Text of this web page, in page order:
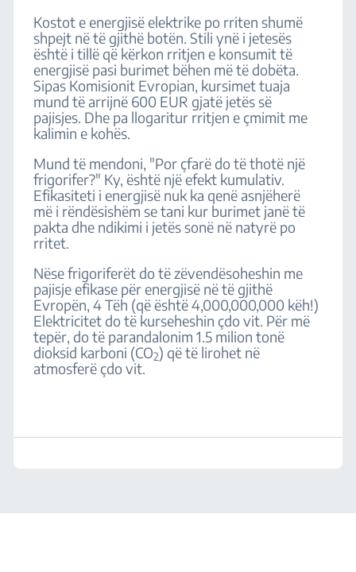
Kostot e energjisë elektrike po rriten shumë
shpejt në të gjithë botën. Stili ynë i jetesës
është i tillë që kërkon rritjen e konsumit të
energjisë pasi burimet bëhen më të dobëta.
Sipas Komisionit Evropian, kursimet tuaja
mund të arrijnë 600 EUR gjatë jetës së
pajisjes. Dhe pa llogaritur rritjen e çmimit me
kalimin e kohës.
Mund të mendoni, "Por çfarë do të thotë një
frigorifer?" Ky, është një efekt kumulativ.
Efikasiteti i energjisë nuk ka qenë asnjëherë
më i rëndësishëm se tani kur burimet janë të
pakta dhe ndikimi i jetës sonë në natyrë po
rritet.
Nëse frigoriferët do të zëvendësoheshin me
pajisje efikase për energjisë në të gjithë
Evropën, 4 Tëh (që është 4,000,000,000 këh!)
Elektricitet do të kurseheshin çdo vit. Për më
tepër, do të parandalonim 1.5 milion tonë
dioksid karboni (CO2) që të lirohet në
atmosferë çdo vit.